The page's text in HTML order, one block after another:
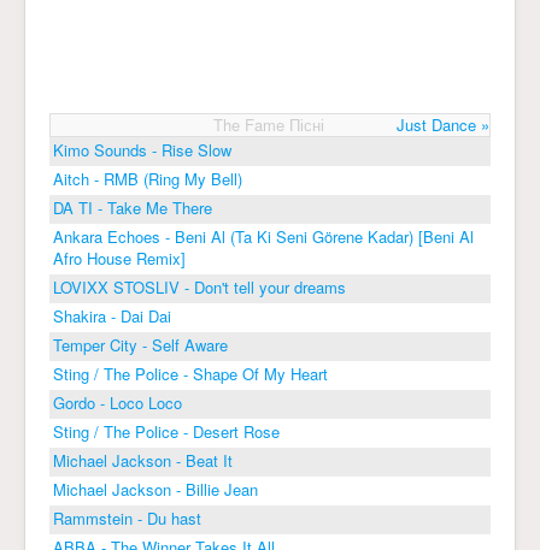
The Fame Пісні
Just Dance »
Kimo Sounds - Rise Slow
Aitch - RMB (Ring My Bell)
DA TI - Take Me There
Ankara Echoes - Beni Al (Ta Ki Seni Görene Kadar) [Beni Al
Afro House Remix]
LOVIXX STOSLIV - Don't tell your dreams
Shakira - Dai Dai
Temper City - Self Aware
Sting / The Police - Shape Of My Heart
Gordo - Loco Loco
Sting / The Police - Desert Rose
Michael Jackson - Beat It
Michael Jackson - Billie Jean
Rammstein - Du hast